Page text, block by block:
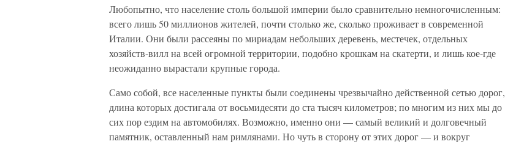
Любопытно, что население столь большой империи было сравнительно немногочисленным:
всего лишь 50 миллионов жителей, почти столько же, сколько проживает в современной
Италии. Они были рассеяны по мириадам небольших деревень, местечек, отдельных
хозяйств-вилл на всей огромной территории, подобно крошкам на скатерти, и лишь кое-где
неожиданно вырастали крупные города.
Само собой, все населенные пункты были соединены чрезвычайно действенной сетью дорог,
длина которых достигала от восьмидесяти до ста тысяч километров; по многим из них мы до
сих пор ездим на автомобилях. Возможно, именно они — самый великий и долговечный
памятник, оставленный нам римлянами. Но чуть в сторону от этих дорог — и вокруг